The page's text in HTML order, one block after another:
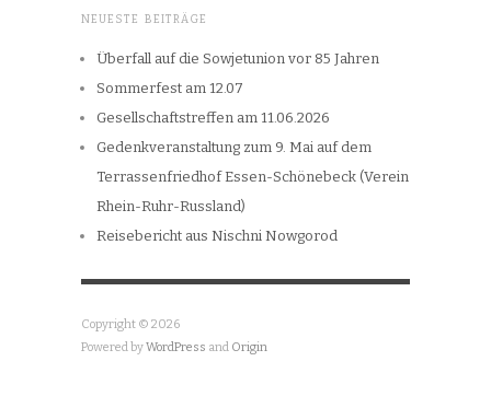
NEUESTE BEITRÄGE
Überfall auf die Sowjetunion vor 85 Jahren
Sommerfest am 12.07
Gesellschaftstreffen am 11.06.2026
Gedenkveranstaltung zum 9. Mai auf dem
Terrassenfriedhof Essen-Schönebeck (Verein
Rhein-Ruhr-Russland)
Reisebericht aus Nischni Nowgorod
Copyright © 2026
Powered byWordPress and Origin